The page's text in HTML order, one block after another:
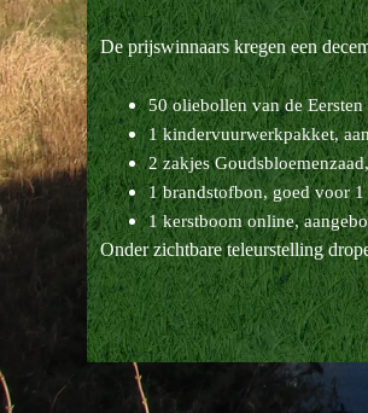
De prijswinnaars kregen een
50 oliebollen van de
1 kindervuurwerkpakket,
2 zakjes
1 brandstofbon, goed voor 1
1 kerstboom online,
Onder zichtbare teleurstelling